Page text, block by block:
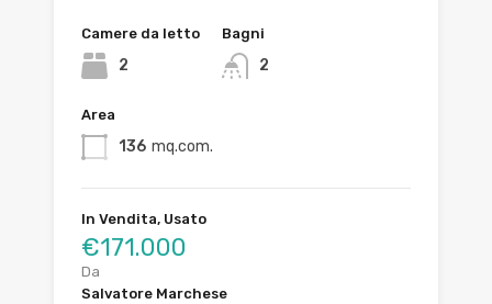
Camere da letto
2
Bagni
2
Area
136 mq.com.
In Vendita, Usato
€171.000
Da
Salvatore Marchese